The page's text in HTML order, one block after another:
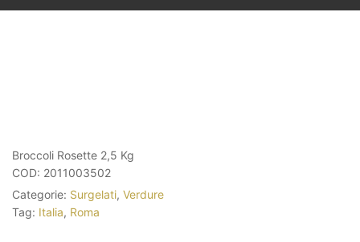
Broccoli Rosette 2,5 Kg
COD: 2011003502
Categorie: Surgelati, Verdure
Tag: Italia, Roma